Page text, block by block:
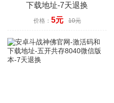
下载地址-7天退换
价格： 5元 10元